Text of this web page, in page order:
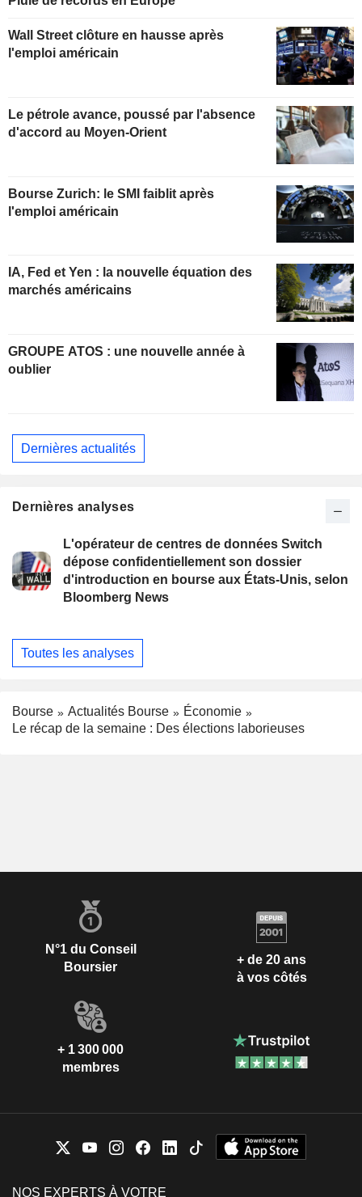
Wall Street clôture en hausse après
l'emploi américain
Le pétrole avance, poussé par l'absence
d'accord au Moyen-Orient
Bourse Zurich: le SMI faiblit après
l'emploi américain
IA, Fed et Yen : la nouvelle équation des
marchés américains
GROUPE ATOS : une nouvelle année à
oublier
Dernières actualités
Dernières analyses
L'opérateur de centres de données Switch
dépose confidentiellement son dossier
d'introduction en bourse aux États-Unis, selon
Bloomberg News
Toutes les analyses
Bourse Actualités Bourse
Économie
Le récap de la semaine : Des élections laborieuses
N°1 du Conseil
Boursier
+ de 20 ans
à vos côtés
+ 1 300 000
membres
NOS EXPERTS À VOTRE